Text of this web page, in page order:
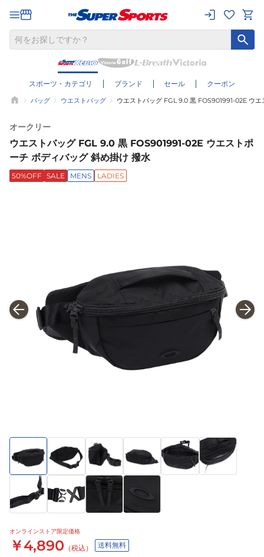
スポーツ・カテゴリ ブランド セール クーポン
バッグ ウエストバッグ ウエストバッグ FGL 9.0 黒 FOS901991-02E ウ
オークリー
ウエストバッグ FGL 9.0 黒 FOS901991-02E ウエストポ
ーチ ボディバッグ 斜め掛け 撥水
50%OFF SALE MENS LADIES
オンラインストア限定価格
￥4,890 （税込） 送料無料